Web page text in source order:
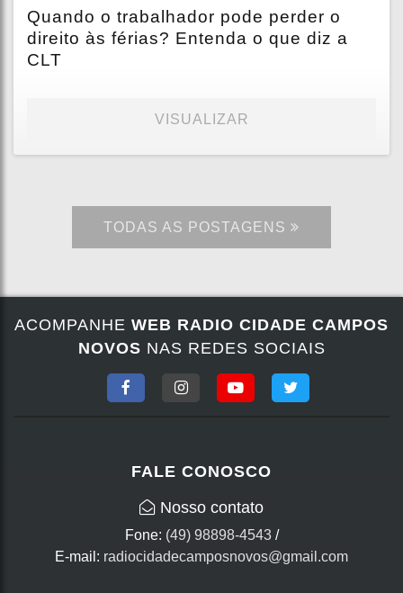
Quando o trabalhador pode perder o
direito às férias? Entenda o que diz a
CLT
VISUALIZAR
TODAS AS POSTAGENS
ACOMPANHE WEB RADIO CIDADE CAMPOS
NOVOS NAS REDES SOCIAIS
FALE CONOSCO
Nosso contato
Fone: (49) 98898-4543/
E-mail: radiocidadecamposnovos@gmail.com